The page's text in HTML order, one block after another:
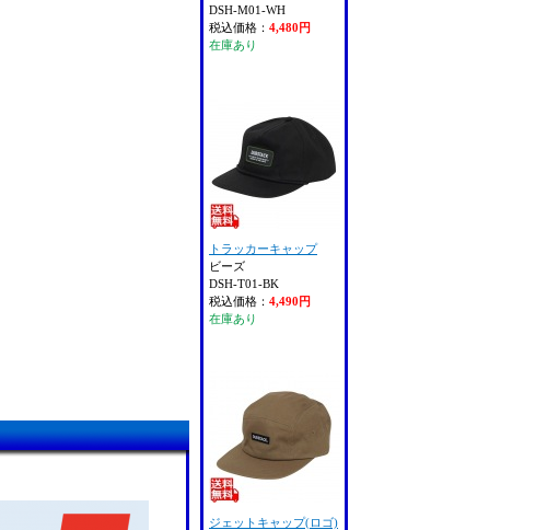
DSH-M01-WH
税込価格： 4,480円
在庫あり
トラッカーキャップ
ビーズ
DSH-T01-BK
税込価格： 4,490円
在庫あり
ジェットキャップ(ロゴ)